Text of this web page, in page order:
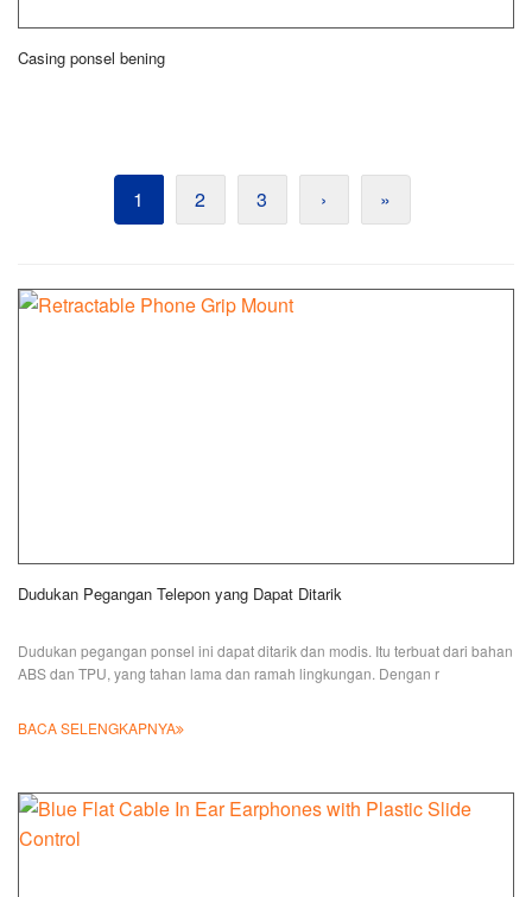
Casing ponsel bening
1 2 3 › »
Dudukan Pegangan Telepon yang Dapat Ditarik
Dudukan pegangan ponsel ini dapat ditarik dan modis. Itu terbuat dari bahan
ABS dan TPU, yang tahan lama dan ramah lingkungan. Dengan r
BACA SELENGKAPNYA